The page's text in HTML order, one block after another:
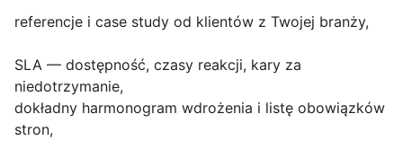
referencje i case study od klientów z Twojej branży,
SLA — dostępność, czasy reakcji, kary za
niedotrzymanie,
dokładny harmonogram wdrożenia i listę obowiązków
stron,